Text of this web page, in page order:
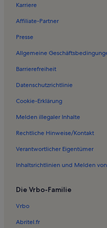
Ferienwohnungen in Festung
Ferienwohnungen in St.-
Ferienwohnungen in Prvić Luka
Ferienwohnungen in Brodarica
Ferienwohnungen in Krapanj
Ferienwohnungen in Zlarin
Häuser in Tisno
Karriere
Affiliate-Partner
Presse
Allgemeine
Barrierefreiheit
Datenschutzrichtlinie
Cookie-Erklärung
Melden illegaler Inhalte
Rechtliche Hinweise/Kontakt
Verantwortlicher Eigentümer
Inhaltsrichtlinien und Melden
Die Vrbo-Familie
Vrbo
Abritel.fr